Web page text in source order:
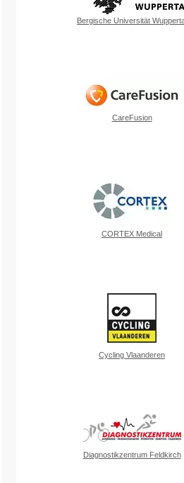
Bergische Universität
CareFusion
CORTEX Medical
Cycling Vlaanderen
Diagnostikzentrum Feldkirch